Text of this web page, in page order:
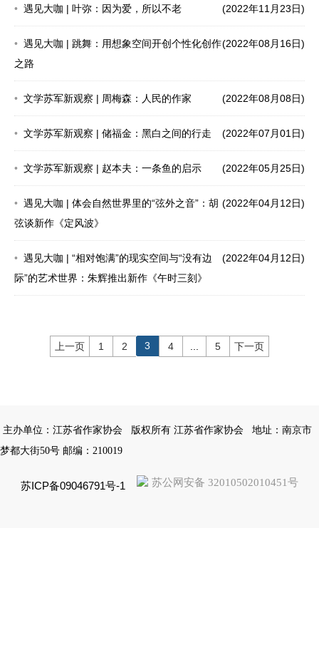
(2022年11月23日)
遇见大咖 | 叶弥：因为爱，所以不老
(2022年08月16日)
遇见大咖 | 跳舞：用想象空间开创个性化创作
之路
(2022年08月08日)
文学苏军新观察 | 周梅森：人民的作家
(2022年07月01日)
文学苏军新观察 | 储福金：黑白之间的行走
(2022年05月25日)
文学苏军新观察 | 赵本夫：一条鱼的启示
(2022年04月12日)
遇见大咖 | 体会自然世界里的“弦外之音”：胡
弦谈新作《定风波》
(2022年04月12日)
遇见大咖 | “相对饱满”的现实空间与“没有边
际”的艺术世界：朱辉推出新作《午时三刻》
上一页 1 2 3 4 5 下一页
主办单位：江苏省作家协会 版权所有 江苏省作家协会
地址：南京市
梦都大街50号 邮编：210019
苏ICP备09046791号-1 苏公网安备 32010502010451号